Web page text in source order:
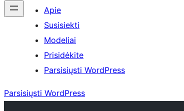
Apie
Susisiekti
Modeliai
Prisidėkite
Parsisiųsti WordPress
Parsisiųsti WordPress